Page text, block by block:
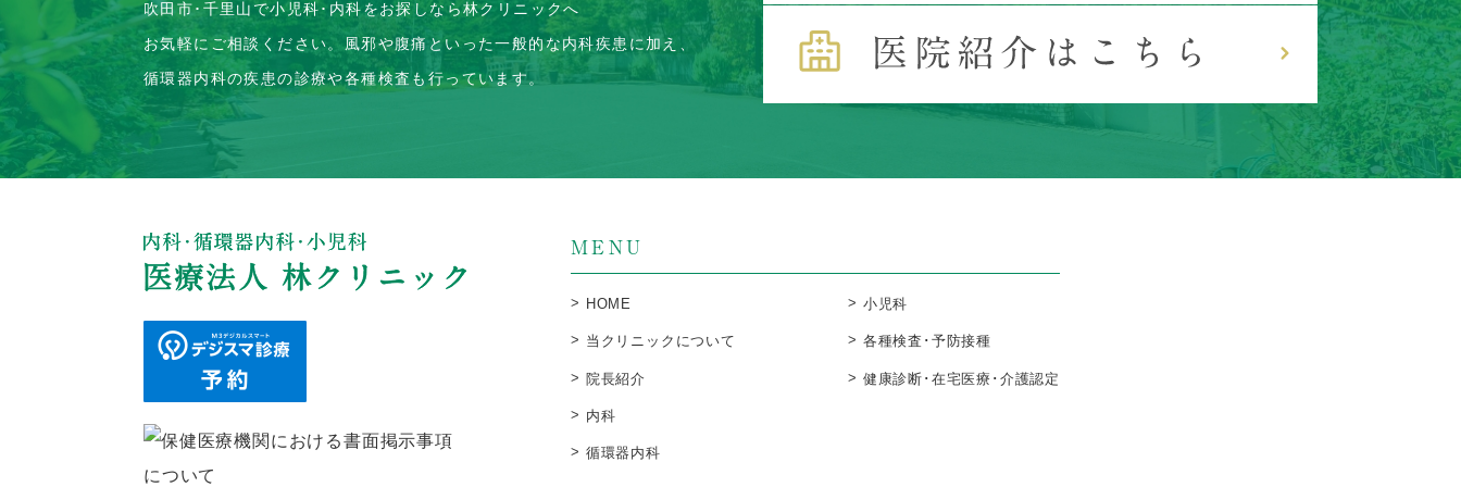
吹田市･千里山で小児科･内科をお探しなら林クリニックへ
お気軽にご相談ください。風邪や腹痛といった一般的な内科疾患に加え、
循環器内科の疾患の診療や各種検査も行っています。
MENU
HOME
当クリニックについて
院長紹介
内科
循環器内科
小児科
各種検査･予防接種
健康診断･在宅医療･介護認定